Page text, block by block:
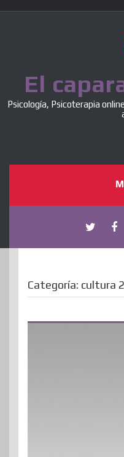
El
Psicología, Psicoterapia
Categoría: cultura